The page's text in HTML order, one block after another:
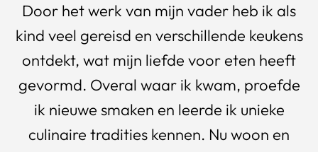
Door het werk van mijn vader heb ik als
kind veel gereisd en verschillende keukens
ontdekt, wat mijn liefde voor eten heeft
gevormd. Overal waar ik kwam, proefde
ik nieuwe smaken en leerde ik unieke
culinaire tradities kennen. Nu woon en